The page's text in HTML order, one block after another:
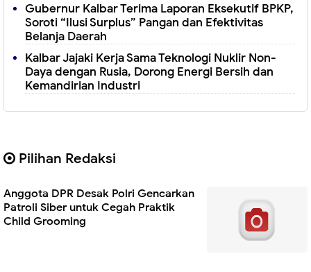
Gubernur Kalbar Terima Laporan Eksekutif BPKP,
Soroti “Ilusi Surplus” Pangan dan Efektivitas
Belanja Daerah
Kalbar Jajaki Kerja Sama Teknologi Nuklir Non-
Daya dengan Rusia, Dorong Energi Bersih dan
Kemandirian Industri
Pilihan Redaksi
Anggota DPR Desak Polri Gencarkan
Patroli Siber untuk Cegah Praktik
Child Grooming